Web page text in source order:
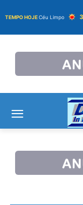
TEMPO HOJECéu Limpo